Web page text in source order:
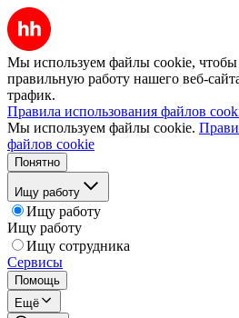
Мы используем файлы cookie, чтобы
правильную работу нашего веб-
трафик.
Правила использования файлов
Мы используем файлы cookie.
файлов cookie
Понятно
Ищу работу
Ищу работу
Ищу работу
Ищу сотрудника
Сервисы
Помощь
Ещё